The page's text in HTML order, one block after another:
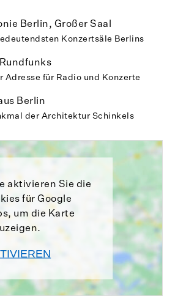
Berlin, Großer Saal
Konzertsäle Berlins
Adresse für Radio und Konzerte
Berlin
der Architektur Schinkels
aktivieren Sie die
für Google
um die Karte